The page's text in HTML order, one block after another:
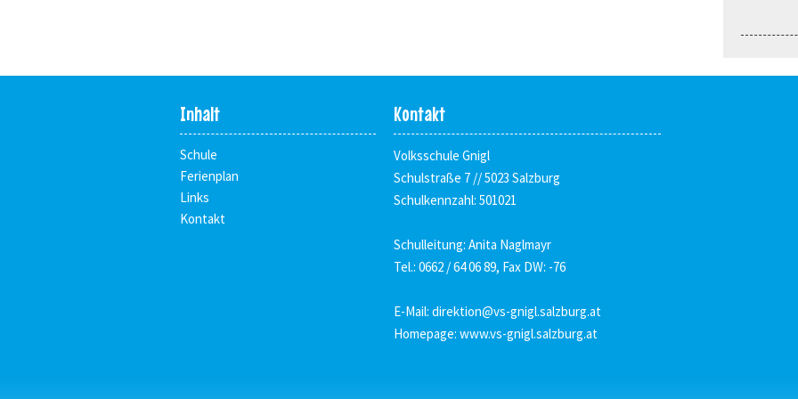
Inhalt
Schule
Ferienplan
Links
Kontakt
Kontakt
Volksschule Gnigl
Schulstraße 7 // 5023 Salzburg
Schulkennzahl: 501021
Schulleitung: Anita Naglmayr
Tel.: 0662 / 64 06 89, Fax DW: -76
E-Mail: direktion@vs-gnigl.salzburg.at
Homepage: www.vs-gnigl.salzburg.at